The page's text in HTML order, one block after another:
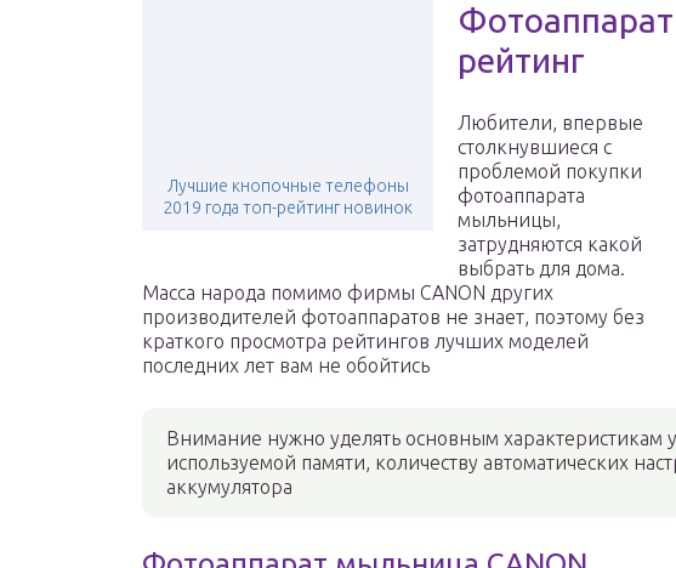
Лучшие кнопочные телефоны
2019 года топ-рейтинг новинок
рейтинг
Любители, впервые
столкнувшиеся с
проблемой покупки
фотоаппарата
мыльницы,
затрудняются какой
выбрать для дома.
Масса народа помимо фирмы CANON других
производителей фотоаппаратов не знает, поэтому без
краткого просмотра рейтингов лучших моделей
последних лет вам не обойтись
Внимание нужно уделять основным характеристикам
используемой памяти, количеству автоматических
аккумулятора